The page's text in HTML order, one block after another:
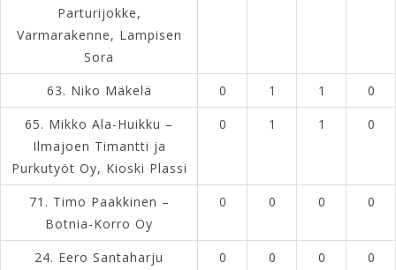
Parturijokke,
Varmarakenne, Lampisen
Sora
63. Niko Mäkelä 0 1 1
0
65. Mikko Ala-Huikku –
Ilmajoen Timantti ja
Purkutyöt Oy, Kioski Plassi
0 1 1 0
71. Timo Paakkinen –
Botnia-Korro Oy
0 0 0 0
24. Eero Santaharju 0 0 0 0